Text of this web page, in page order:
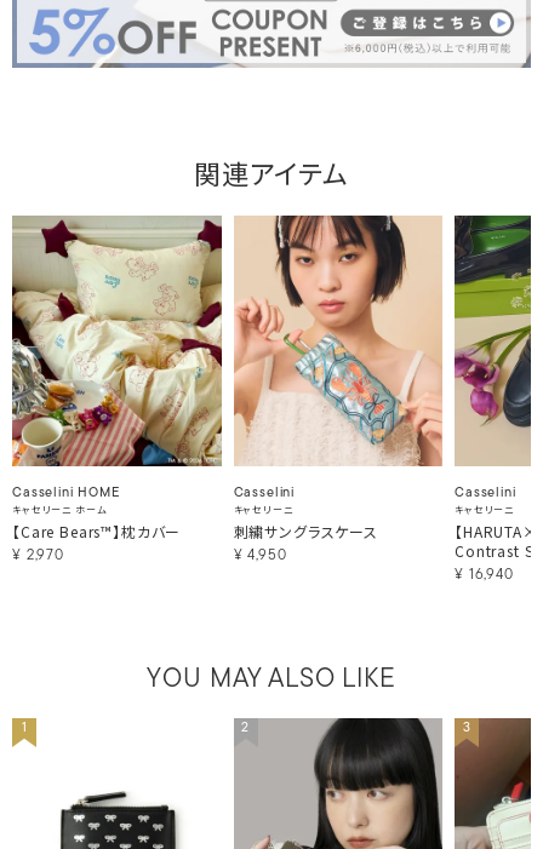
関連アイテム
Casselini HOME
キャセリーニ ホーム
【Care Bears™】枕カバー
¥ 2,970
Casselini
キャセリーニ
刺繍サングラスケース
¥ 4,950
Casselini
キャセリーニ
【
Contrast
¥ 16,940
YOU MAY ALSO LIKE
1 2 3